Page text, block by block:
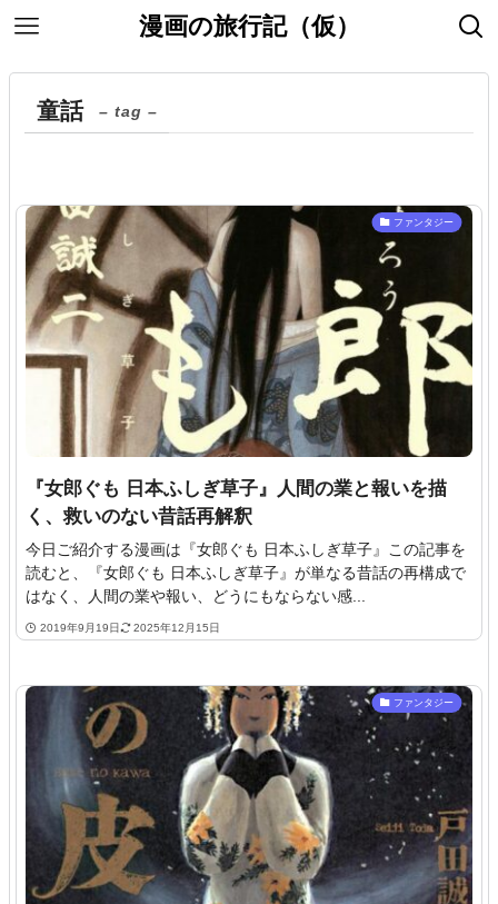
漫画の旅行記（仮）
童話 – tag –
ファンタジー
『女郎ぐも 日本ふしぎ草子』人間の業と報いを描
く、救いのない昔話再解釈
今日ご紹介する漫画は『女郎ぐも 日本ふしぎ草子』この記事を
読むと、『女郎ぐも 日本ふしぎ草子』が単なる昔話の再構成で
はなく、人間の業や報い、どうにもならない感...
2019年9月19日 2025年12月15日
ファンタジー